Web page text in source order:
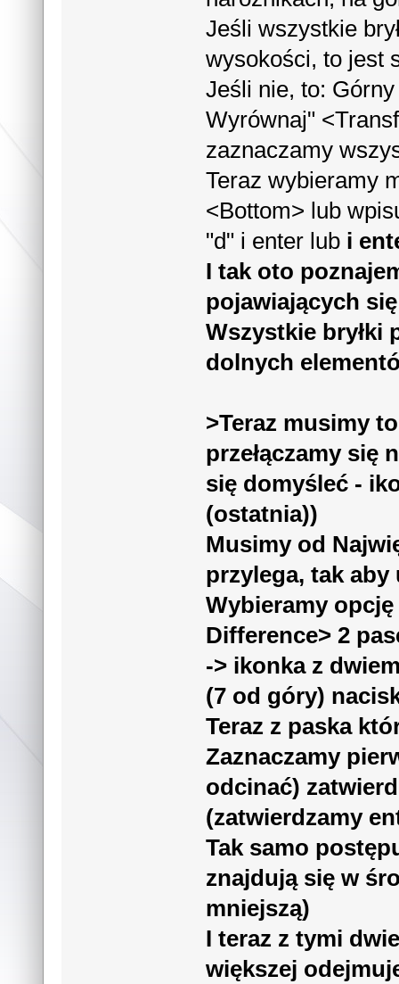
Jeśli wszystkie
wysokości, to jest
Jeśli nie, to:
Wyrównaj"
zaznaczamy
Teraz wybieramy
<Bottom> lub
"d" i enter lub i
I tak oto
pojawiających
Wszystkie bryłki
dolnych
>Teraz musimy
przełączamy się
się domyśleć -
(ostatnia))
Musimy od
przylega, tak
Wybieramy
Difference> 2
-> ikonka z
(7 od góry)
Teraz z paska
Zaznaczamy
odcinać)
(zatwierdzamy
Tak samo
znajdują się w
mniejszą)
I teraz z tymi
większej